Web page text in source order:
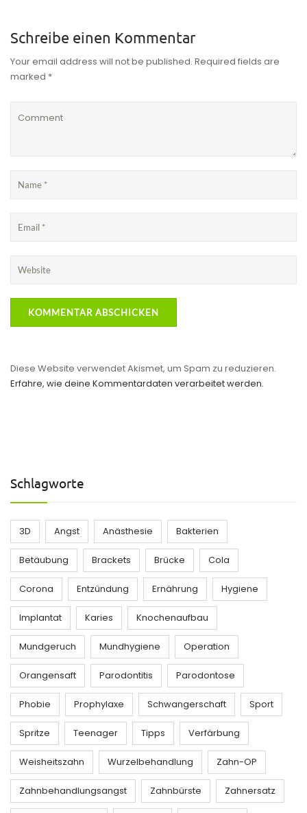
Schreibe einen Kommentar
Your email address will not be published. Required fields are
marked *
Diese Website verwendet Akismet, um Spam zu reduzieren.
Erfahre, wie deine Kommentardaten verarbeitet werden.
Schlagworte
3D Angst Anästhesie Bakterien
Betäubung Brackets Brücke Cola
Corona Entzündung Ernährung Hygiene
Implantat Karies Knochenaufbau
Mundgeruch Mundhygiene Operation
Orangensaft Parodontitis Parodontose
Phobie Prophylaxe Schwangerschaft Sport
Spritze Teenager Tipps Verfärbung
Weisheitszahn Wurzelbehandlung Zahn-OP
Zahnbehandlungsangst Zahnbürste Zahnersatz